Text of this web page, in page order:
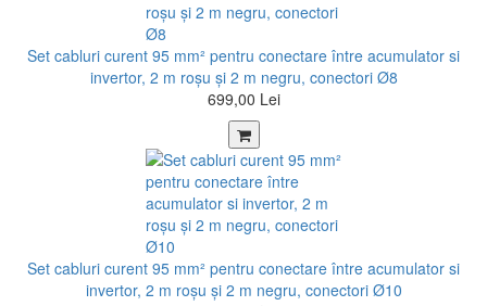
Set cabluri curent 95 mm² pentru conectare între acumulator si
invertor, 2 m roșu şi 2 m negru, conectori Ø8
699,00 Lei
Set cabluri curent 95 mm² pentru conectare între acumulator si
invertor, 2 m roșu şi 2 m negru, conectori Ø10